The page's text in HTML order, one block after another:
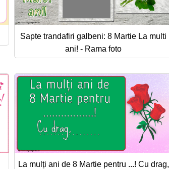
Sapte trandafiri galbeni: 8 Martie La multi
ani! - Rama foto
La mulți ani de 8 Martie pentru ...! Cu drag,